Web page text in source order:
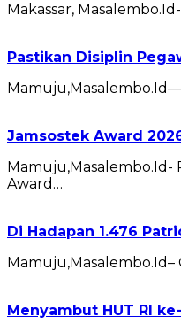
Makassar,
Pastikan Disiplin
Jamsostek Award
Mamuju,Masalembo.Id-
Award…
Di Hadapan 1.476
Menyambut HUT RI